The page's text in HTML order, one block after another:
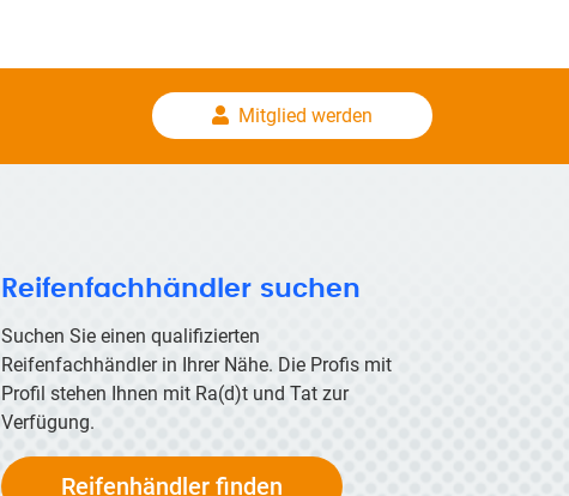
Mitglied werden
Reifenfachhändler suchen
Suchen Sie einen qualifizierten
Reifenfachhändler in Ihrer Nähe. Die Profis mit
Profil stehen Ihnen mit Ra(d)t und Tat zur
Verfügung.
Reifenhändler finden